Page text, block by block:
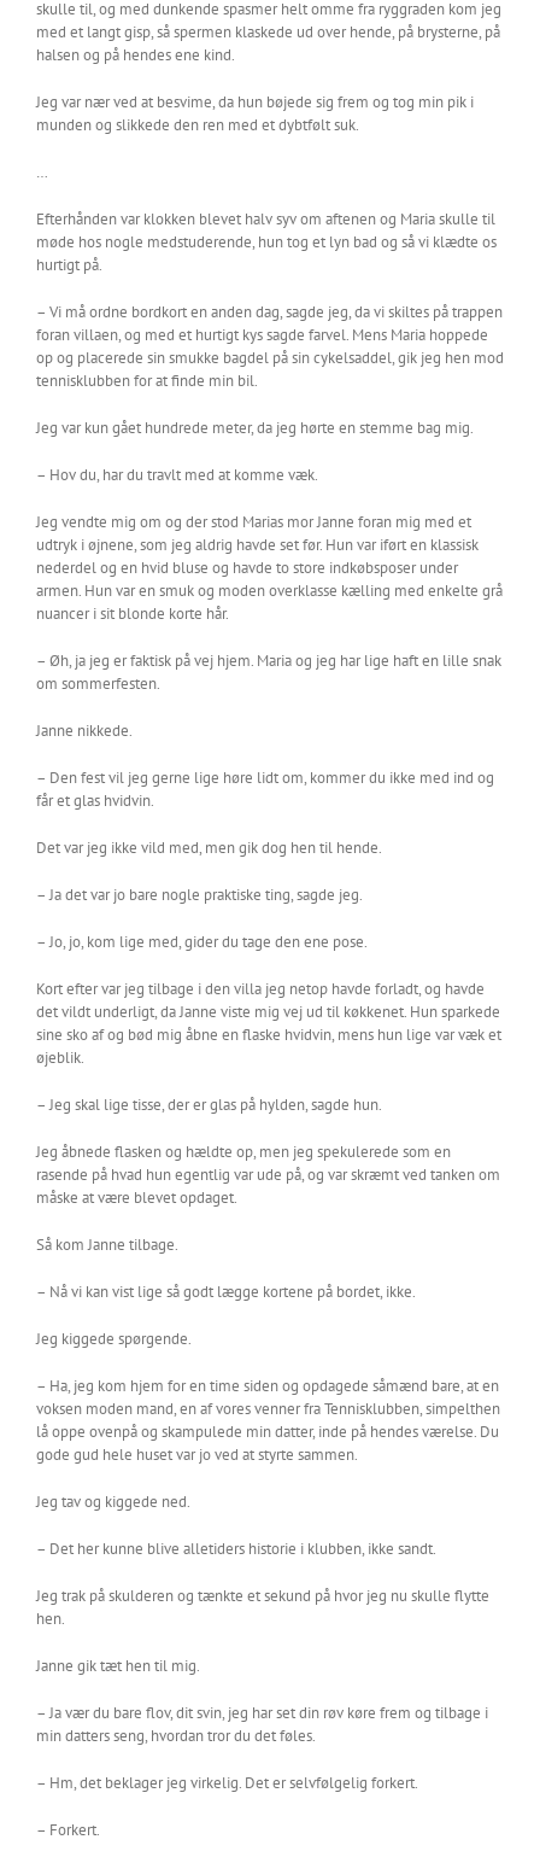
skulle til, og med dunkende spasmer helt omme fra ryggraden kom jeg
med et langt gisp, så spermen klaskede ud over hende, på brysterne, på
halsen og på hendes ene kind.
Jeg var nær ved at besvime, da hun bøjede sig frem og tog min pik i
munden og slikkede den ren med et dybtfølt suk.
…
Efterhånden var klokken blevet halv syv om aftenen og Maria skulle til
møde hos nogle medstuderende, hun tog et lyn bad og så vi klædte os
hurtigt på.
– Vi må ordne bordkort en anden dag, sagde jeg, da vi skiltes på trappen
foran villaen, og med et hurtigt kys sagde farvel. Mens Maria hoppede
op og placerede sin smukke bagdel på sin cykelsaddel, gik jeg hen mod
tennisklubben for at finde min bil.
Jeg var kun gået hundrede meter, da jeg hørte en stemme bag mig.
– Hov du, har du travlt med at komme væk.
Jeg vendte mig om og der stod Marias mor Janne foran mig med et
udtryk i øjnene, som jeg aldrig havde set før. Hun var iført en klassisk
nederdel og en hvid bluse og havde to store indkøbsposer under
armen. Hun var en smuk og moden overklasse kælling med enkelte grå
nuancer i sit blonde korte hår.
– Øh, ja jeg er faktisk på vej hjem. Maria og jeg har lige haft en lille snak
om sommerfesten.
Janne nikkede.
– Den fest vil jeg gerne lige høre lidt om, kommer du ikke med ind og
får et glas hvidvin.
Det var jeg ikke vild med, men gik dog hen til hende.
– Ja det var jo bare nogle praktiske ting, sagde jeg.
– Jo, jo, kom lige med, gider du tage den ene pose.
Kort efter var jeg tilbage i den villa jeg netop havde forladt, og havde
det vildt underligt, da Janne viste mig vej ud til køkkenet. Hun sparkede
sine sko af og bød mig åbne en flaske hvidvin, mens hun lige var væk et
øjeblik.
– Jeg skal lige tisse, der er glas på hylden, sagde hun.
Jeg åbnede flasken og hældte op, men jeg spekulerede som en
rasende på hvad hun egentlig var ude på, og var skræmt ved tanken om
måske at være blevet opdaget.
Så kom Janne tilbage.
– Nå vi kan vist lige så godt lægge kortene på bordet, ikke.
Jeg kiggede spørgende.
– Ha, jeg kom hjem for en time siden og opdagede såmænd bare, at en
voksen moden mand, en af vores venner fra Tennisklubben, simpelthen
lå oppe ovenpå og skampulede min datter, inde på hendes værelse. Du
gode gud hele huset var jo ved at styrte sammen.
Jeg tav og kiggede ned.
– Det her kunne blive alletiders historie i klubben, ikke sandt.
Jeg trak på skulderen og tænkte et sekund på hvor jeg nu skulle flytte
hen.
Janne gik tæt hen til mig.
– Ja vær du bare flov, dit svin, jeg har set din røv køre frem og tilbage i
min datters seng, hvordan tror du det føles.
– Hm, det beklager jeg virkelig. Det er selvfølgelig forkert.
– Forkert.